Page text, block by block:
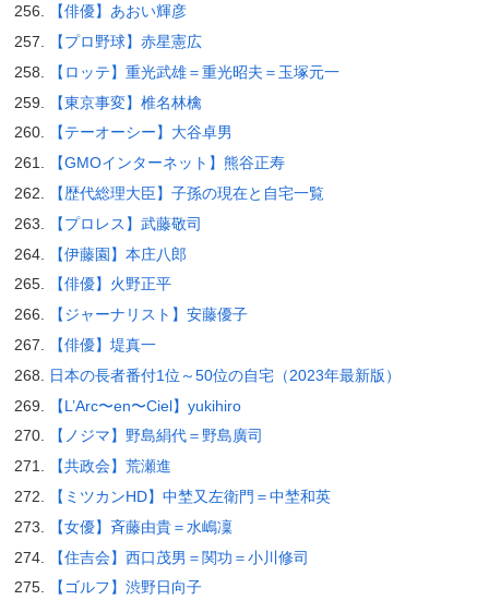
【俳優】あおい輝彦
【プロ野球】赤星憲広
【ロッテ】重光武雄＝重光昭夫＝玉塚元一
【東京事変】椎名林檎
【テーオーシー】大谷卓男
【GMOインターネット】熊谷正寿
【歴代総理大臣】子孫の現在と自宅一覧
【プロレス】武藤敬司
【伊藤園】本庄八郎
【俳優】火野正平
【ジャーナリスト】安藤優子
【俳優】堤真一
日本の長者番付1位～50位の自宅（2023年最新版）
【L’Arc〜en〜Ciel】yukihiro
【ノジマ】野島絹代＝野島廣司
【共政会】荒瀬進
【ミツカンHD】中埜又左衛門＝中埜和英
【女優】斉藤由貴＝水嶋凜
【住吉会】西口茂男＝関功＝小川修司
【ゴルフ】渋野日向子